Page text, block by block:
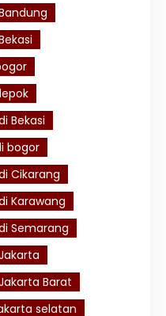
Bekasi
bogor
Cikarang
Karawang
Semarang
Barat
selatan